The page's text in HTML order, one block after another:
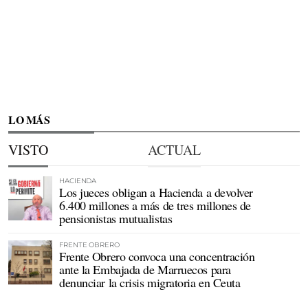
LO MÁS
VISTO ACTUAL
HACIENDA
Los jueces obligan a Hacienda a devolver
6.400 millones a más de tres millones de
pensionistas mutualistas
FRENTE OBRERO
Frente Obrero convoca una concentración
ante la Embajada de Marruecos para
denunciar la crisis migratoria en Ceuta